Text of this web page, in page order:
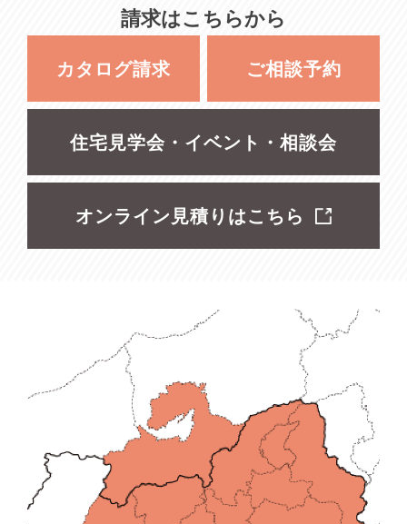
請求はこちらから
カタログ請求 ご相談予約
住宅見学会・イベント・相談会
オンライン見積りはこちら